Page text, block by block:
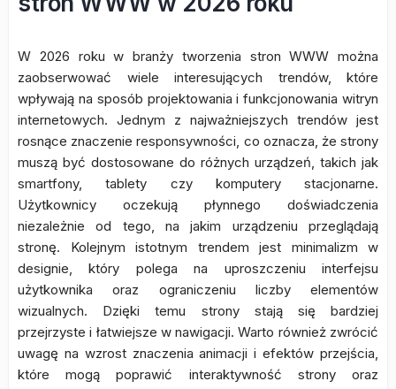
W 2026 roku w branży tworzenia stron WWW można
zaobserwować wiele interesujących trendów, które
wpływają na sposób projektowania i funkcjonowania witryn
internetowych. Jednym z najważniejszych trendów jest
rosnące znaczenie responsywności, co oznacza, że strony
muszą być dostosowane do różnych urządzeń, takich jak
smartfony, tablety czy komputery stacjonarne.
Użytkownicy oczekują płynnego doświadczenia
niezależnie od tego, na jakim urządzeniu przeglądają
stronę. Kolejnym istotnym trendem jest minimalizm w
designie, który polega na uproszczeniu interfejsu
użytkownika oraz ograniczeniu liczby elementów
wizualnych. Dzięki temu strony stają się bardziej
przejrzyste i łatwiejsze w nawigacji. Warto również zwrócić
uwagę na wzrost znaczenia animacji i efektów przejścia,
które mogą poprawić interaktywność strony oraz